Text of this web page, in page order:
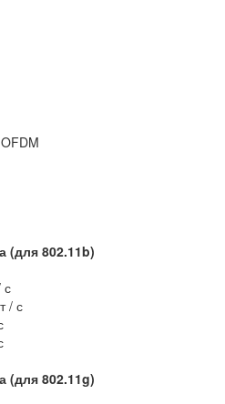
(для 802.11b)
с
/ с
(для 802.11g)